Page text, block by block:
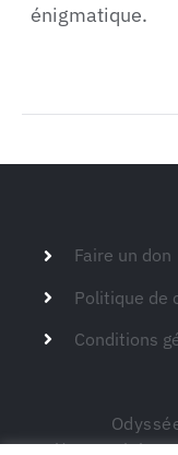
énigmatique.
Faire un don
Politique de
Conditions
Siège social –